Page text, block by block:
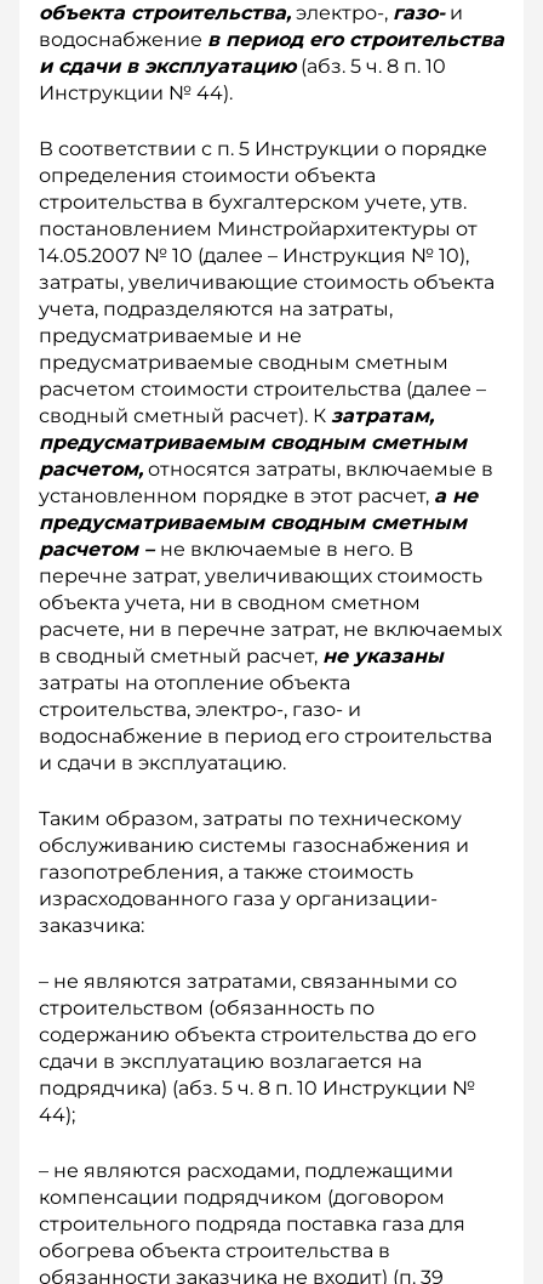
объекта строительства, электро-, газо-и
водоснабжение в период его строительства
и сдачи в эксплуатацию(абз. 5 ч. 8 п. 10
Инструкции № 44).
В соответствии с п. 5 Инструкции о порядке
определения стоимости объекта
строительства в бухгалтерском учете, утв.
постановлением Минстройархитектуры от
14.05.2007 № 10 (далее – Инструкция № 10),
затраты, увеличивающие стоимость объекта
учета, подразделяются на затраты,
предусматриваемые и не
предусматриваемые сводным сметным
расчетом стоимости строительства (далее –
сводный сметный расчет). К затратам,
предусматриваемым сводным сметным
расчетом, относятся затраты, включаемые в
установленном порядке в этот расчет, а не
предусматриваемым сводным сметным
расчетом – не включаемые в него. В
перечне затрат, увеличивающих стоимость
объекта учета, ни в сводном сметном
расчете, ни в перечне затрат, не включаемых
в сводный сметный расчет, не указаны
затраты на отопление объекта
строительства, электро-, газо- и
водоснабжение в период его строительства
и сдачи в эксплуатацию.
Таким образом, затраты по техническому
обслуживанию системы газоснабжения и
газопотребления, а также стоимость
израсходованного газа у организации-
заказчика:
– не являются затратами, связанными со
строительством (обязанность по
содержанию объекта строительства до его
сдачи в эксплуатацию возлагается на
подрядчика) (абз. 5 ч. 8 п. 10 Инструкции №
44);
– не являются расходами, подлежащими
компенсации подрядчиком (договором
строительного подряда поставка газа для
обогрева объекта строительства в
обязанности заказчика не входит) (п. 39